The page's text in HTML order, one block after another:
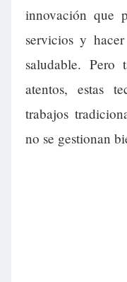
innovación que
servicios y
saludable. Pero
atentos, estas
trabajos
no se gestionan